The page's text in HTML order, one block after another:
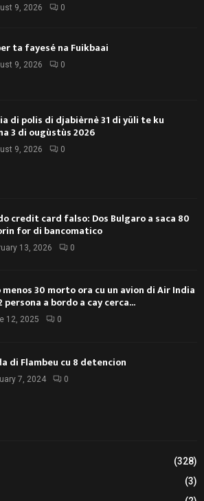
9, 2026 0
ta fayesé na Fuikbaai
9, 2026 0
di polis di djabièrnè 31 di yüli te ku
3 di ougùstùs 2026
9, 2026 0
credit card falso: Dos Bulgaro a saca 80
for di bancomatico
13, 2026 0
menos 30 morto ora cu un avion di Air India
persona a bordo a cay cerca...
12, 2025 0
di Flambeu cu 8 detencion
7, 2024 0
(328)
(3)